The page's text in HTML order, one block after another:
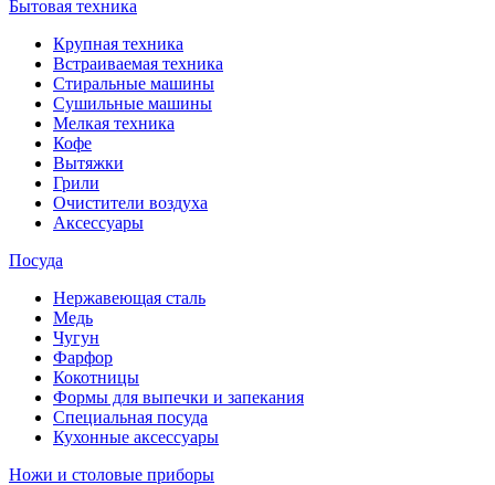
Бытовая техника
Крупная техника
Встраиваемая техника
Стиральные машины
Сушильные машины
Мелкая техника
Кофе
Вытяжки
Грили
Очистители воздуха
Аксессуары
Посуда
Нержавеющая сталь
Медь
Чугун
Фарфор
Кокотницы
Формы для выпечки и запекания
Специальная посуда
Кухонные аксессуары
Ножи и столовые приборы